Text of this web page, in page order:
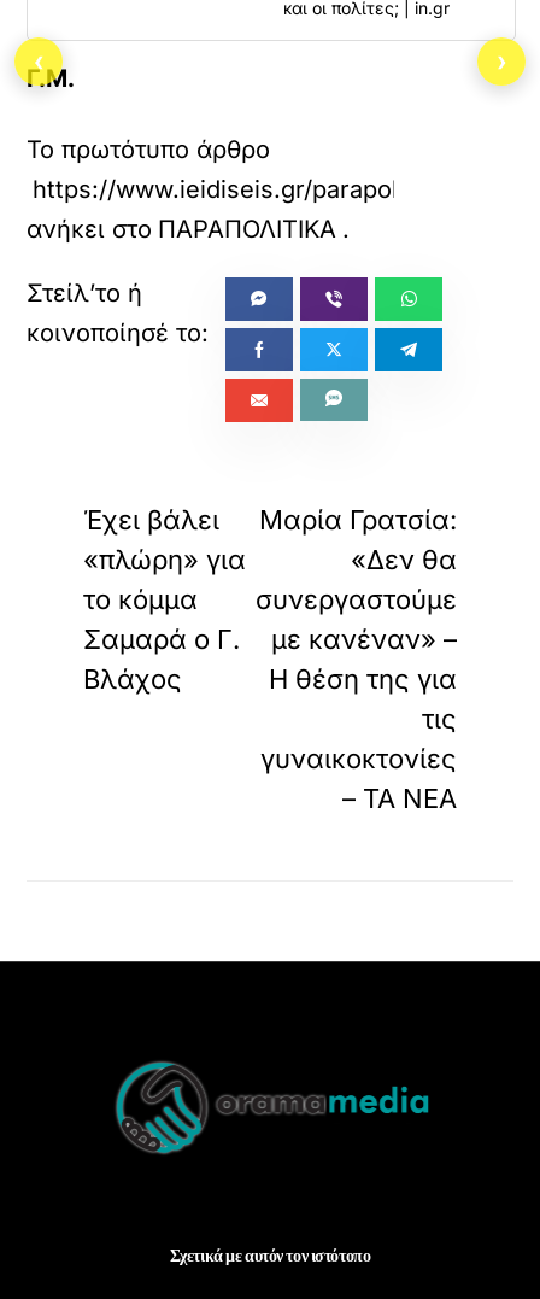
και οι πολίτες; | in.gr
Γ.Μ.
Το πρωτότυπο άρθρο
https://www.ieidiseis.gr/parapolitika/
ανήκει στο ΠΑΡΑΠΟΛΙΤΙΚΑ .
Έχει βάλει
«πλώρη» για
το κόμμα
Σαμαρά ο Γ.
Βλάχος
Μαρία Γρατσία:
«Δεν θα
συνεργαστούμε
με κανέναν» –
Η θέση της για
τις
γυναικοκτονίες
– ΤΑ ΝΕΑ
Top
Σχετικά με αυτόν τον ιστότοπο
‹ ›